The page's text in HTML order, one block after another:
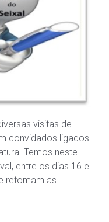
visitas de
convidados ligados
Temos neste
entre os dias 16 e
retomam as